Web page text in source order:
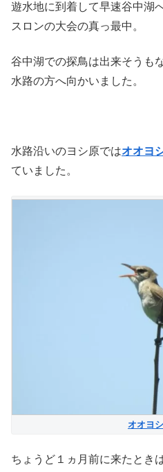
遊水地に到着して早速谷中湖
スロンの大会の真っ最中。
谷中湖での探鳥は出来そうも
水路の方へ向かいました。
水路沿いのヨシ原ではオオヨ
ていました。
オオヨ
ちょうど１ヵ月前に来たとき